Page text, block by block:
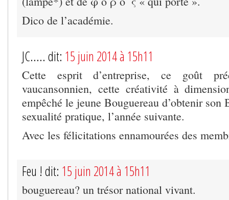
Dico de l’académie.
JC..... dit: 15 juin 2014 à 15h11
Cette esprit d’entreprise, ce goût
vaucansonnien, cette créativité à
empêché le jeune Bouguereau d’obtenir son
sexualité pratique, l’année suivante.
Avec les félicitations ennamourées des
Feu ! dit: 15 juin 2014 à 15h11
bouguereau? un trésor national vivant.